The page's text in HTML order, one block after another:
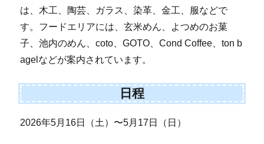
は、木工、陶芸、ガラス、染革、金工、服などで
す。フードエリアには、玄米めん、よつめのお菓
子、池内のめん、coto、GOTO、Cond Coffee、ton b
agelなどが案内されています。
日程
2026年5月16日（土）〜5月17日（日）